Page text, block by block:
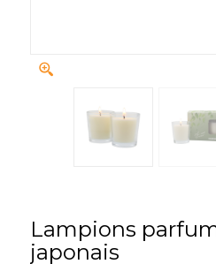
Lampions
japonais